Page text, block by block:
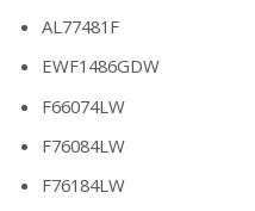
AL77481F
EWF1486GDW
F66074LW
F76084LW
F76184LW